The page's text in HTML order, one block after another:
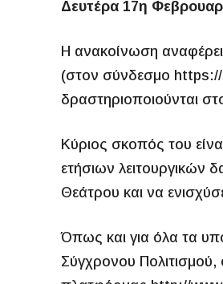
Δευτέρα 17η
Η ανακοίνωση αναφέρει
(στον σύνδεσμο https://
δραστηριοποιούνται
Κύριος σκοπός του
ετήσιων λειτουργικών
Θεάτρου και να
Όπως και για όλα τα
Σύγχρονου